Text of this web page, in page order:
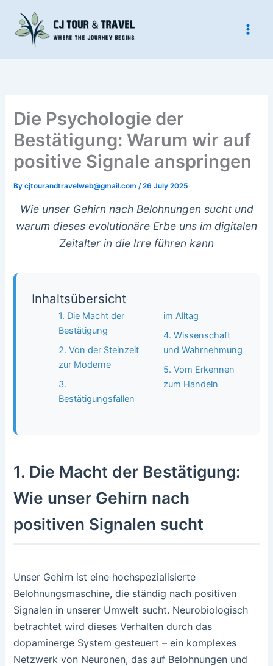
content
Die Psychologie der
Bestätigung: Warum wir auf
positive Signale anspringen
Bycjtourandtravelweb@gmail.com/26 July 2025
Wie unser Gehirn nach Belohnungen sucht und
warum dieses evolutionäre Erbe uns im digitalen
Zeitalter in die Irre führen kann
Inhaltsübersicht
1. Die Macht der
Bestätigung
2. Von der Steinzeit
zur Moderne
3.
Bestätigungsfallen
im Alltag
4. Wissenschaft
und Wahrnehmung
5. Vom Erkennen
zum Handeln
1. Die Macht der Bestätigung:
Wie unser Gehirn nach
positiven Signalen sucht
Unser Gehirn ist eine hochspezialisierte
Belohnungsmaschine, die ständig nach positiven
Signalen in unserer Umwelt sucht. Neurobiologisch
betrachtet wird dieses Verhalten durch das
dopaminerge System gesteuert – ein komplexes
Netzwerk von Neuronen, das auf Belohnungen und